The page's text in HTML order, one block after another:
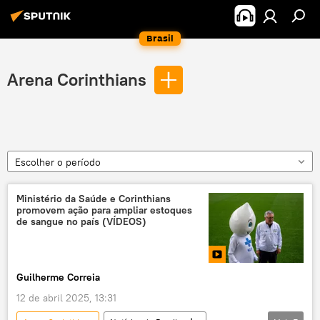
Brasil
Arena Corinthians
Escolher o período
Ministério da Saúde e Corinthians
promovem ação para ampliar estoques
de sangue no país (VÍDEOS)
Guilherme Correia
12 de abril 2025, 13:31